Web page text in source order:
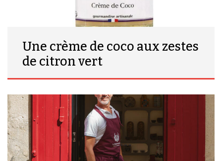
Une crème de coco aux zestes
de citron vert